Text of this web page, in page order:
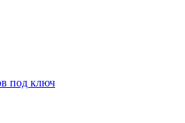
под ключ